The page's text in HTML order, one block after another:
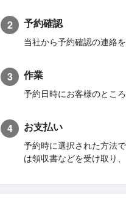
2 予約確認
当社から予約確認の連絡
3 作業
予約日時にお客様のとこ
4 お支払い
予約時に選択された方法
は領収書などを受け取り